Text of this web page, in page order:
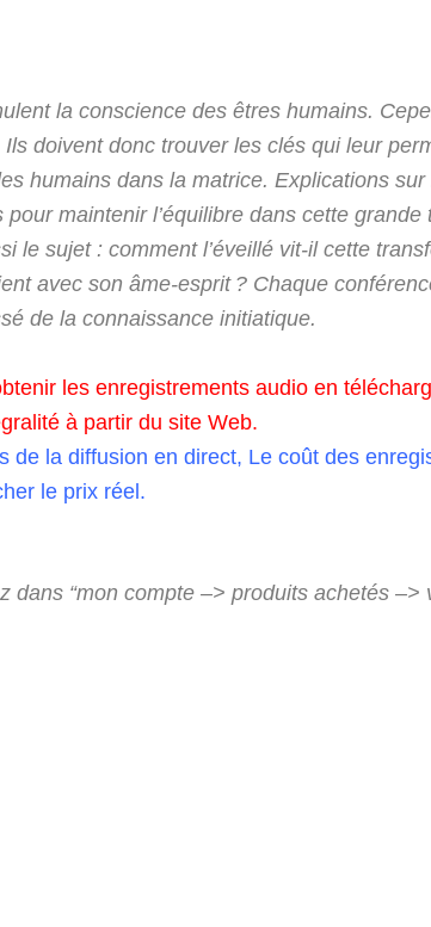
la conscience des êtres humains.
doivent donc trouver les clés qui leur
humains dans la matrice. Explications
maintenir l’équilibre dans cette
le sujet : comment l’éveillé vit-il cette
avec son âme-esprit ? Chaque
de la connaissance initiatique.
les enregistrements audio en
à partir du site Web.
de la diffusion en direct, Le coût des
le prix réel.
dans “mon compte –> produits achetés –>